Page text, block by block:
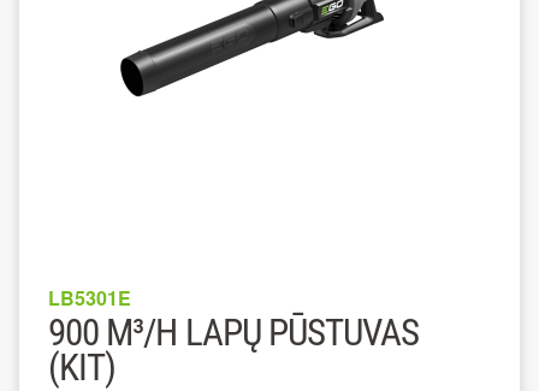
LB5301E
900 M³/H LAPŲ PŪSTUVAS
(KIT)